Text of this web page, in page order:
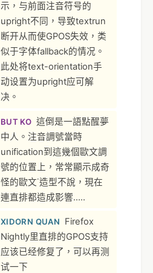
示，与前面注音符号的
upright不同，导致textrun
断开从而使GPOS失效，类
似于字体fallback的情况。
此处将text-orientation手
动设置为upright应可解
决。
BUT KO 這倒是一語點醒夢
中人。注音調號當時
unification到這幾個歐文調
號的位置上，常常顯示成奇
怪的歐文˙造型不說，現在
連直排都造成影響.....
XIDORN QUAN
Firefox
Nightly里直排的GPOS支持
应该已经修复了，可以再测
试一下